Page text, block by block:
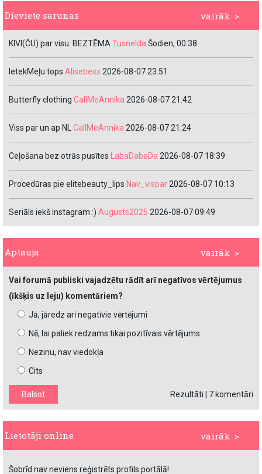
vairāk >
Dieviete sarunas
KIVI(ČU) par visu. BEZTĒMATusnelda Šodien, 00:38
IetekMeļu tops Alisebexx2026-08-07 23:51
Butterfly clothing CallMeAnnika 2026-08-07 21:42
Viss par un ap NLCallMeAnnika 2026-08-07 21:24
Ceļošana bez otrās pusītes LabaDabaDa 2026-08-07 18:39
Procedūras pie elitebeauty_lips Nav_vispar2026-08-07 10:13
Seriāls iekš instagram :) Augusts2025 2026-08-07 09:49
vairāk >
Aptauja
Vai forumā publiski vajadzētu rādīt arī negatīvos vērtējumus
(īkšķis uz leju) komentāriem?
Jā, jāredz arī negatīvie vērtējumi
Nē, lai paliek redzams tikai pozitīvais vērtējums
Nezinu, nav viedokļa
Cits
Rezultāti 7 komentāri
vairāk >
Lietotāji online
Šobrīd nav neviens reģistrēts profils portālā!